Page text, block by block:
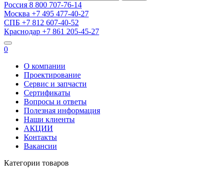
Россия 8 800 707-76-14
Москва +7 495 477-40-27
СПБ +7 812 607-40-52
Краснодар +7 861 205-45-27
0
О компании
Проектирование
Сервис и запчасти
Сертификаты
Вопросы и ответы
Полезная информация
Наши клиенты
АКЦИИ
Контакты
Вакансии
Категории товаров